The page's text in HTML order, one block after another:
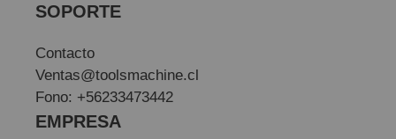
SOPORTE
Contacto
Ventas@toolsmachine.cl
Fono: +56233473442
EMPRESA